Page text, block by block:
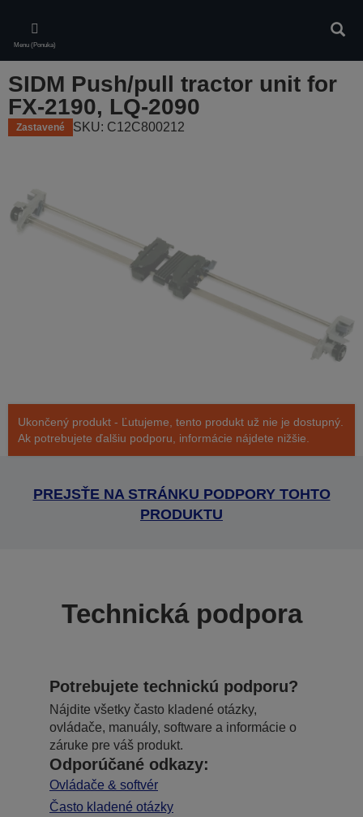
main
content
Menu (Ponuka)
SIDM Push/pull tractor unit for
FX-2190, LQ-2090
Zastavené SKU: C12C800212
Ukončený produkt - Ľutujeme, tento produkt už nie je dostupný.
Ak potrebujete ďalšiu podporu, informácie nájdete nižšie.
PREJSŤE NA STRÁNKU PODPORY TOHTO
PRODUKTU
Technická podpora
Potrebujete technickú podporu?
Nájdite všetky často kladené otázky,
ovládače, manuály, software a informácie o
záruke pre váš produkt.
Odporúčané odkazy:
Ovládače & softvér
Často kladené otázky